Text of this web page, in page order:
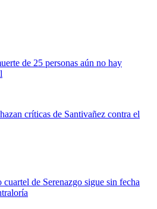
de 25 personas aún no hay
críticas de Santivañez contra el